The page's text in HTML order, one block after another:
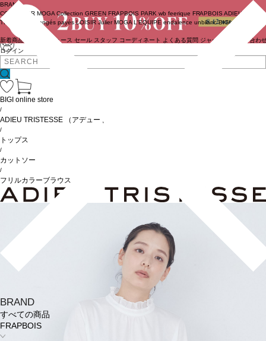
ログイン
BRAND
COUTURIER MOGA Collection GREEN FRAPBOIS PARK wb feerique FRAPBOIS ADIEU
TRISTESSE
congés payés LOISIR Julier MOGA L'EQUIPE endalence unbilanc BIGI online store
新着商品 ニュース セール スタッフ コーディネート よくある質問 ジャーナル お問い合わ
BRAND
すべての商品
FRAPBOIS
BIGI online store
/
ADIEU TRISTESSE （アデュートリステス）
/
トップス
/
カットソー
/
フリルカラーブラウス